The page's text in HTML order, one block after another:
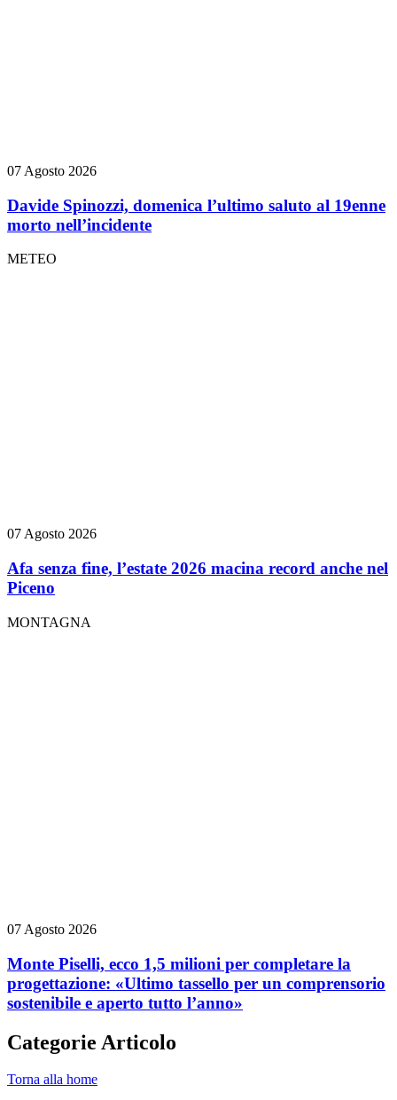
07 Agosto 2026
Davide Spinozzi, domenica l’ultimo saluto al 19enne
morto nell’incidente
METEO
07 Agosto 2026
Afa senza fine, l’estate 2026 macina record anche nel
Piceno
MONTAGNA
07 Agosto 2026
Monte Piselli, ecco 1,5 milioni per completare la
progettazione: «Ultimo tassello per un comprensorio
sostenibile e aperto tutto l’anno»
Categorie Articolo
Torna alla home